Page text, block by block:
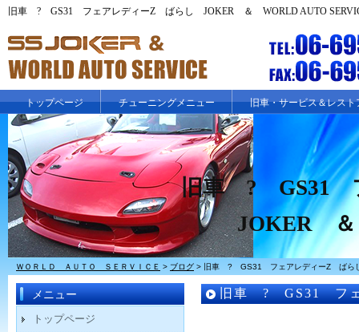
旧車 ? GS31 フェアレディーZ ばらし JOKER ＆ WORLD AUTO
トップページ チューニングメニュー 旧車・サービス＆レスト
旧車 ? GS31
JOKER ＆
ＷＯＲＬＤ ＡＵＴＯ ＳＥＲＶＩＣＥ > ブログ > 旧車 ? GS31 フェアレディーZ ばら
旧車 ? GS31 フ
メニュー
トップページ